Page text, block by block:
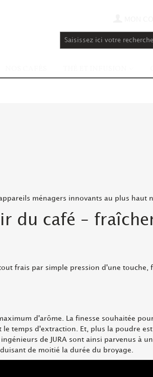
ménagers innovants au plus haut
du café –
frais par simple pression d'une
d'arôme. La finesse souhaitée
temps d'extraction. Et, plus la poudre
de JURA sont ainsi parvenus à
de moitié la durée du broyage.